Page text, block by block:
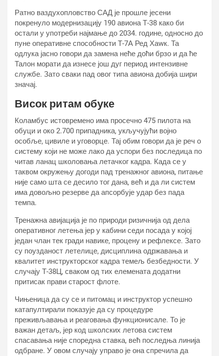
Ратно ваздухопловство САД је прошле јесени
покренуло модернизацију 190 авиона Т-38 како би
остали у употреби најмање до 2034. године, односно до
пуне оперативне способности Т-7А Ред Хаwк. Та
одлука јасно говори да замена неће доћи брзо и да ће
Талон морати да изнесе још дуг период интензивне
службе. Зато сваки пад овог типа авиона добија шири
значај.
Висок ритам обуке
Коламбус истовремено има просечно 475 пилота на
обуци и око 2.700 припадника, укључујући војно
особље, цивиле и уговорце. Тај обим говори да је реч о
систему који не може лако да успори без последица по
читав ланац школовања летачког кадра. Када се у
таквом окружењу догоди пад тренажног авиона, питање
није само шта се десило тог дана, већ и да ли систем
има довољно резерве да апсорбује удар без пада
темпа.
Тренажна авијација је по природи ризичнија од дела
оперативног летења јер у кабини седи посада у којој
један члан тек гради навике, процену и рефлексе. Зато
су поузданост летелице, дисциплина одржавања и
квалитет инструкторског кадра темељ безбедности. У
случају Т-38Ц, сваком од тих елемената додатни
притисак прави старост флоте.
Чињеница да су се и питомац и инструктор успешно
катапултирали показује да су процедуре
преживљавања и реаговања функционисале. То је
важан детаљ, јер код школских летова систем
спасавања није споредна ставка, већ последња линија
одбране. У овом случају управо је она спречила да